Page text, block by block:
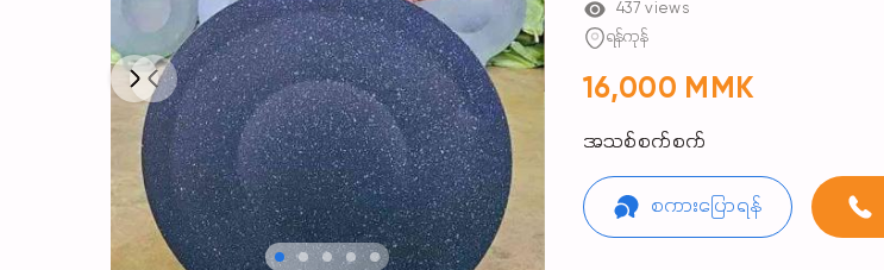
Previous
Next
437 views
ရန်ကုန်
16,000 MMK
အသစ်စက်စက်
စကားပြောရန်